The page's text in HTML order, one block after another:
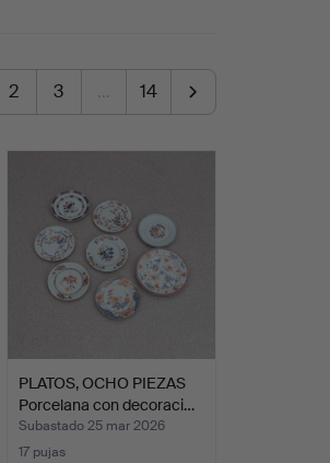
2 3 … 14
PLATOS, OCHO PIEZAS
Porcelana con decoraci…
Subastado 25 mar 2026
17 pujas